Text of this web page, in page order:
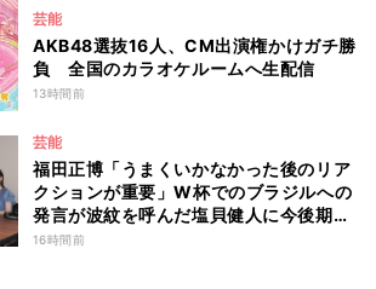
芸能
AKB48選抜16人、CM出演権かけガチ勝
負 全国のカラオケルームへ生配信
13時間前
芸能
福田正博「うまくいかなかった後のリア
クションが重要」W杯でのブラジルへの
発言が波紋を呼んだ塩貝健人に今後期待
することは？
16時間前